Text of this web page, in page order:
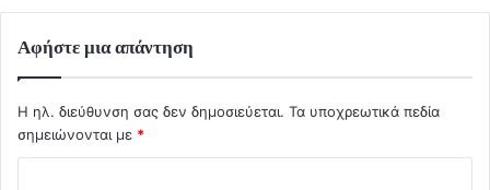
Αφήστε μια απάντηση
Η ηλ. διεύθυνση σας δεν δημοσιεύεται. Τα υποχρεωτικά πεδία
σημειώνονται με *